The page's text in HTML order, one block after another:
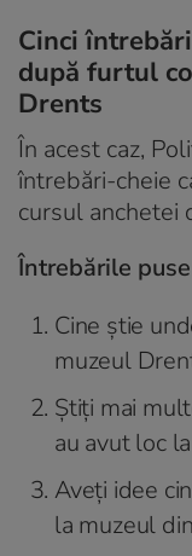
Cinci
după furtul
Drents
În acest caz,
întrebări-cheie
cursul anchetei
Întrebările
Cine știe
muzeul
Știți mai
au avut loc
Aveți idee
la muzeul